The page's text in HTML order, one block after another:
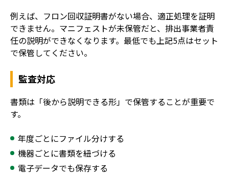
例えば、フロン回収証明書がない場合、適正処理を証明
できません。マニフェストが未保管だと、排出事業者責
任の説明ができなくなります。最低でも上記5点はセット
で保管してください。
監査対応
書類は「後から説明できる形」で保管することが重要で
す。
年度ごとにファイル分けする
機器ごとに書類を紐づける
電子データでも保存する